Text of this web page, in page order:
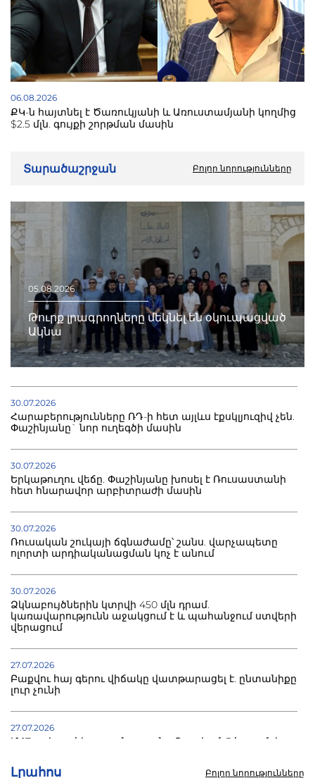
Լրահոս Բոլոր նորությունները
06.08.2026
ՔԿ-ն հայտնել է Ծառուկյանի և Առուստամյանի կողմից
$2.5 մլն. գույքի շորթման մասին
Տարածաշրջան Բոլոր նորությունները
05.08.2026
Թուրք լրագրողները մեկնել են օկուպացված
Ակնա
30.07.2026
Հարաբերությունները ՌԴ-ի հետ այլևս էքսկլյուզիվ չեն.
Փաշինյանը` նոր ուղեգծի մասին
30.07.2026
Երկաթուղու վեճը. Փաշինյանը խոսել է Ռուսաստանի
հետ հնարավոր արբիտրաժի մասին
30.07.2026
Ռուսական շուկայի ճգնաժամը՝ շանս. վարչապետը
ոլորտի արդիականացման կոչ է անում
30.07.2026
Ձկնաբույծներին կտրվի 450 մլն դրամ.
կառավարությունն աջակցում է և պահանջում ստվերի
վերացում
27.07.2026
Բաքվու հայ գերու վիճակը վատթարացել է. ընտանիքը
լուր չունի
27.07.2026
Մ-17 աշխարհի առաջնությունը Բաքվում. 5 հայ ըմբիշ